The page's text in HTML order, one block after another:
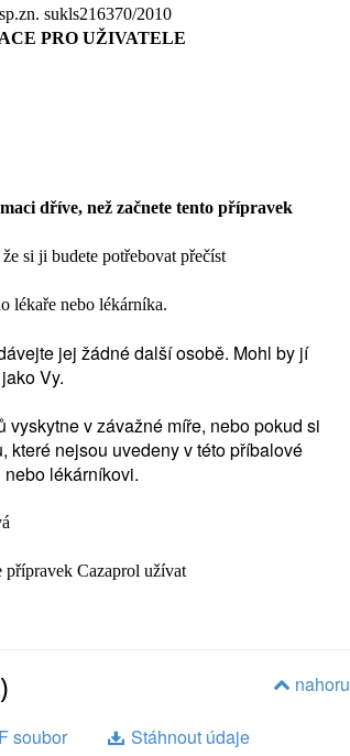
sukls216370/2010
PRO UŽIVATELE
dříve, než začnete tento přípravek
si ji budete potřebovat přečíst
lékaře nebo lékárníka.
jej žádné další osobě. Mohl by jí
Vy.
v závažné míře, nebo pokud si
nejsou uvedeny v této příbalové
lékárníkovi.
přípravek Cazaprol užívat
nahoru
soubor Stáhnout údaje